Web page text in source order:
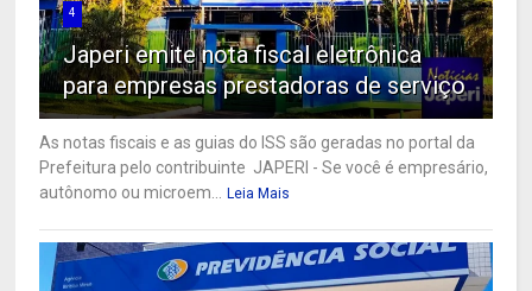
4
Japeri emite nota fiscal eletrônica
para empresas prestadoras de serviço
As notas fiscais e as guias do ISS são geradas no portal da
Prefeitura pelo contribuinte JAPERI - Se você é empresário,
autônomo ou microem...
Leia Mais